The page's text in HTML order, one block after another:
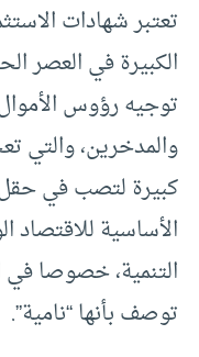
تعتبر شهادات
الكبيرة في العصر
توجيه رؤوس
والمدخرين، والتي
كبيرة لتصب في حقل
الأساسية للاقتصاد
التنمية، خصوصا في
توصف بأنها “نامية”.